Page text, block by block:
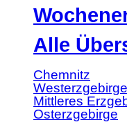
Alle
Chemnitz
Westerzgebirge
Mittleres
Osterzgebirge